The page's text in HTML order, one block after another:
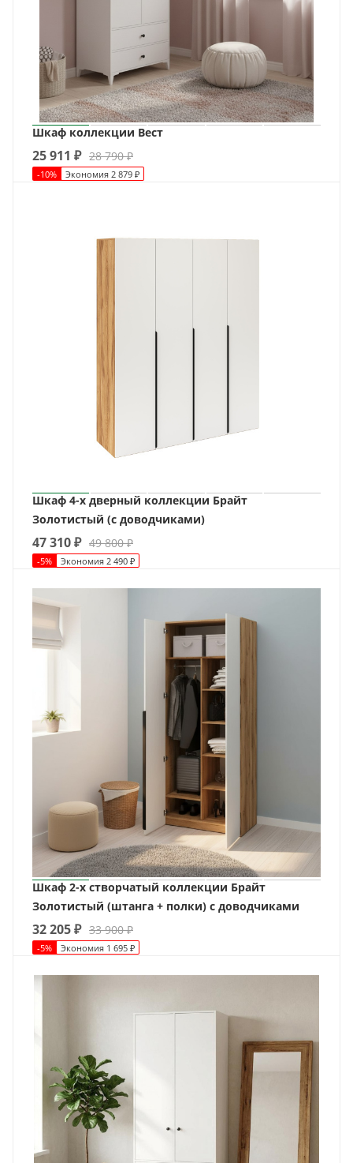
Шкаф коллекции Вест
25 911 ₽ 28 790₽
-10% Экономия 2 879 ₽
Шкаф 4-х дверный коллекции Брайт
Золотистый (с доводчиками)
47 310₽ 49 800₽
-5% Экономия 2 490 ₽
Шкаф 2-х створчатый коллекции Брайт
Золотистый (штанга + полки) с доводчиками
32 205₽ 33 900₽
-5% Экономия 1 695 ₽